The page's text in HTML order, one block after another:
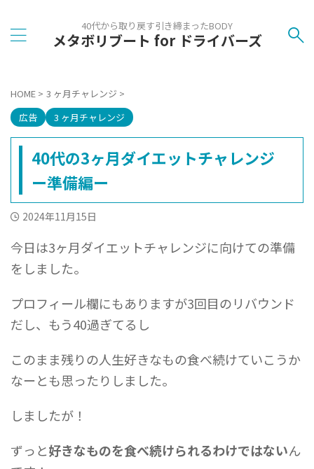
40代から取り戻す引き締まったBODY
メタボリブート for ドライバーズ
HOME > 3 ヶ月チャレンジ >
広告
3 ヶ月チャレンジ
40代の3ヶ月ダイエットチャレンジ
ー準備編ー
2024年11月15日
今日は3ヶ月ダイエットチャレンジに向けての準備
をしました。
プロフィール欄にもありますが3回目のリバウンド
だし、もう40過ぎてるし
このまま残りの人生好きなもの食べ続けていこうか
なーとも思ったりしました。
しましたが！
ずっと好きなものを食べ続けられるわけではないん